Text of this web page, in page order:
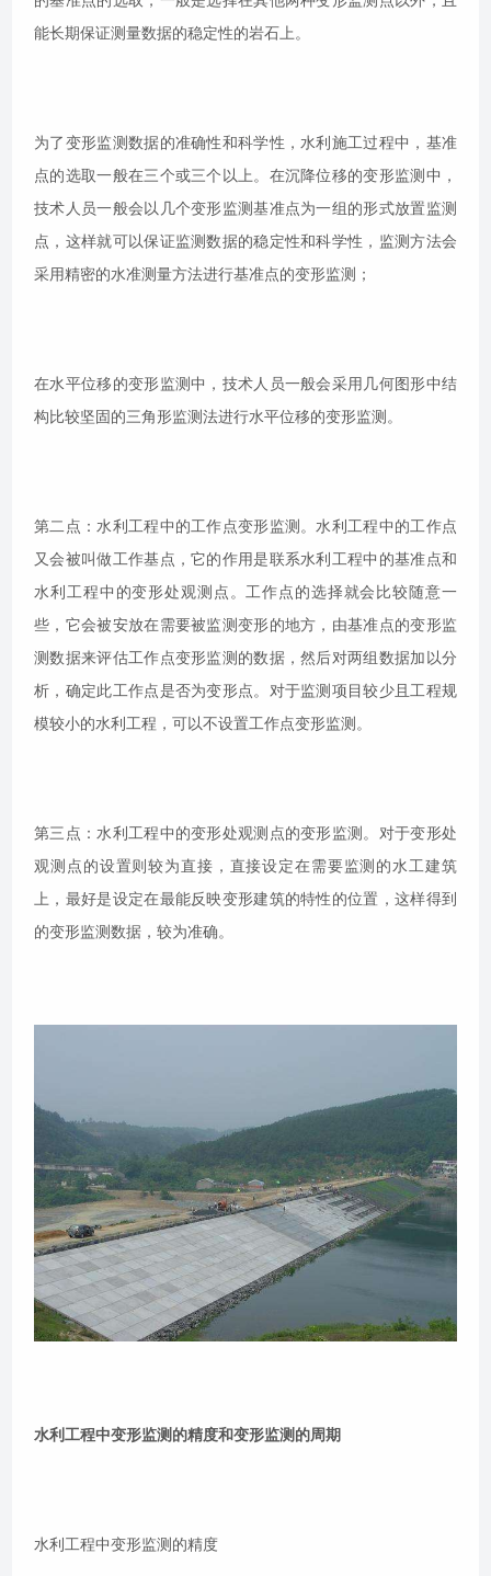
能长期保证测量数据的稳定性的岩石上。
为了变形监测数据的准确性和科学性，水利施工过程中，基准
点的选取一般在三个或三个以上。在沉降位移的变形监测中，
技术人员一般会以几个变形监测基准点为一组的形式放置监测
点，这样就可以保证监测数据的稳定性和科学性，监测方法会
采用精密的水准测量方法进行基准点的变形监测；
在水平位移的变形监测中，技术人员一般会采用几何图形中结
构比较坚固的三角形监测法进行水平位移的变形监测。
第二点：水利工程中的工作点变形监测。水利工程中的工作点
又会被叫做工作基点，它的作用是联系水利工程中的基准点和
水利工程中的变形处观测点。工作点的选择就会比较随意一
些，它会被安放在需要被监测变形的地方，由基准点的变形监
测数据来评估工作点变形监测的数据，然后对两组数据加以分
析，确定此工作点是否为变形点。对于监测项目较少且工程规
模较小的水利工程，可以不设置工作点变形监测。
第三点：水利工程中的变形处观测点的变形监测。对于变形处
观测点的设置则较为直接，直接设定在需要监测的水工建筑
上，最好是设定在最能反映变形建筑的特性的位置，这样得到
的变形监测数据，较为准确。
水利工程中变形监测的精度和变形监测的周期
水利工程中变形监测的精度